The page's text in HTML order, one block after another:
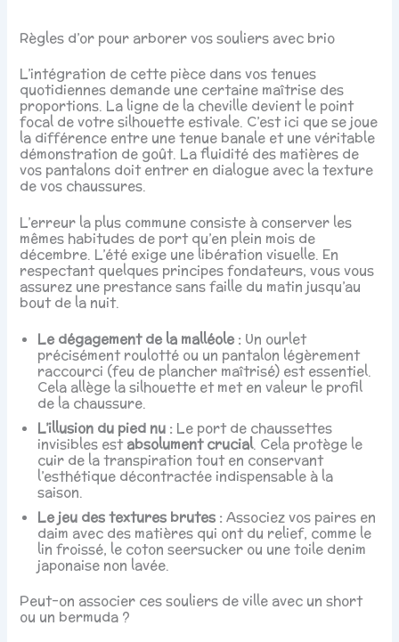
Règles d’or pour arborer vos souliers avec brio
L’intégration de cette pièce dans vos tenues
quotidiennes demande une certaine maîtrise des
proportions. La ligne de la cheville devient le point
focal de votre silhouette estivale. C’est ici que se joue
la différence entre une tenue banale et une véritable
démonstration de goût. La fluidité des matières de
vos pantalons doit entrer en dialogue avec la texture
de vos chaussures.
L’erreur la plus commune consiste à conserver les
mêmes habitudes de port qu’en plein mois de
décembre. L’été exige une libération visuelle. En
respectant quelques principes fondateurs, vous vous
assurez une prestance sans faille du matin jusqu’au
bout de la nuit.
Le dégagement de la malléole : Un ourlet
précisément roulotté ou un pantalon légèrement
raccourci (feu de plancher maîtrisé) est essentiel.
Cela allège la silhouette et met en valeur le profil
de la chaussure.
L’illusion du pied nu : Le port de chaussettes
invisibles estabsolument crucial. Cela protège le
cuir de la transpiration tout en conservant
l’esthétique décontractée indispensable à la
saison.
Le jeu des textures brutes :Associez vos paires en
daim avec des matières qui ont du relief, comme le
lin froissé, le coton seersucker ou une toile denim
japonaise non lavée.
Peut-on associer ces souliers de ville avec un short
ou un bermuda ?